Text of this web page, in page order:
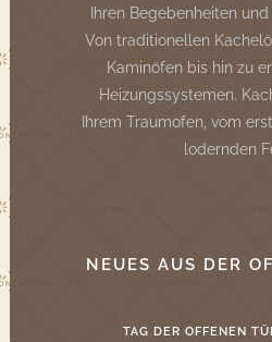
Ihren Begebenheiten
Von traditionellen
Kaminöfen bis hin zu
Heizungssystemen.
Ihrem Traumofen, vom
lodernden
NEUES AUS DER
TAG DER OFFENEN